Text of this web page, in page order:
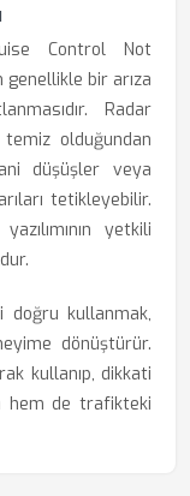
Control Not
genellikle bir arıza
Radar
olduğundan
düşüşler veya
tetikleyebilir.
yetkili
doğru kullanmak,
dönüştürür.
kullanıp, dikkati
hem de trafikteki